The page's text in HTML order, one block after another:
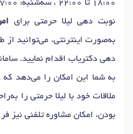
نوبت دهی لیلا حرمتی برای
به‌صورت اینترنتی، می‌توانید
دهی دکتریاب اقدام نمایید.
به شما این امکان را می‌دهد
ملاقات خود با لیلا حرمتی را
بودن، امکان مشاوره تلفنی نیز